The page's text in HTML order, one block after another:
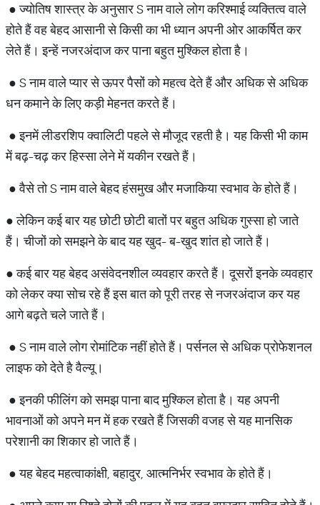
● ज्योतिष शास्त्र के अनुसार S नाम वाले लोग करिश्माई व्यक्तित्व वाले
होते हैं वह बेहद आसानी से किसी का भी ध्यान अपनी ओर आकर्षित कर
लेते हैं। इन्हें नजरअंदाज कर पाना बहुत मुश्किल होता है।
● S नाम वाले प्यार से ऊपर पैसों को महत्व देते हैं और अधिक से अधिक
धन कमाने के लिए कड़ी मेहनत करते हैं।
● इनमें लीडरशिप क्वालिटी पहले से मौजूद रहती है। यह किसी भी काम
में बढ़-चढ़ कर हिस्सा लेने में यकीन रखते हैं।
● वैसे तो S नाम वाले बेहद हंसमुख और मजाकिया स्वभाव के होते हैं।
● लेकिन कई बार यह छोटी छोटी बातों पर बहुत अधिक गुस्सा हो जाते
हैं। चीजों को समझने के बाद यह खुद- ब-खुद शांत हो जाते हैं।
● कई बार यह बेहद असंवेदनशील व्यवहार करते हैं। दूसरों इनके व्यवहार
को लेकर क्या सोच रहे हैं इस बात को पूरी तरह से नजरअंदाज कर यह
आगे बढ़ते चले जाते हैं।
● S नाम वाले लोग रोमांटिक नहीं होते हैं। पर्सनल से अधिक प्रोफेशनल
लाइफ को देते है वैल्यू।
● इनकी फीलिंग को समझ पाना बाद मुश्किल होता है। यह अपनी
भावनाओं को अपने मन में हक रखते हैं जिसकी वजह से यह मानसिक
परेशानी का शिकार हो जाते हैं।
● यह बेहद महत्वाकांक्षी, बहादुर, आत्मनिर्भर स्वभाव के होते हैं।